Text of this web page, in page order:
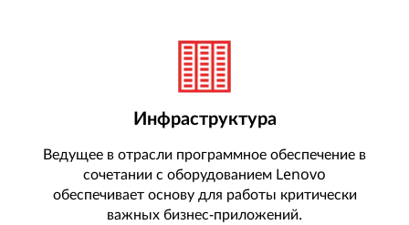
Инфраструктура
Ведущее в отрасли программное обеспечение в
сочетании с оборудованием Lenovo
обеспечивает основу для работы критически
важных бизнес-приложений.